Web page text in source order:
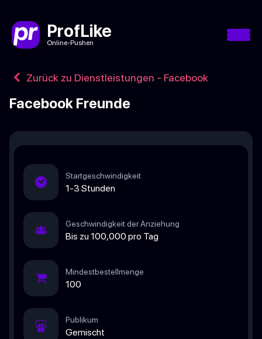
ProfLike
Online-Pushen
Zurück zu Dienstleistungen - Facebook
Facebook Freunde
Startgeschwindigkeit
1-3 Stunden
Geschwindigkeit der Anziehung
Bis zu 100,000 pro Tag
Mindestbestellmenge
100
Publikum
Gemischt